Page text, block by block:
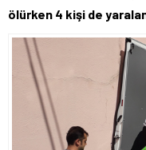
ölürken 4 kişi de